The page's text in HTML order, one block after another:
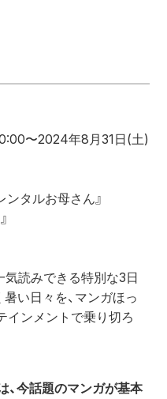
〜2024年8月31日(土)
ンタルお母さん』
読みできる特別な3日
い日々を、マンガほっ
インメントで乗り切ろ
、今話題のマンガが基本